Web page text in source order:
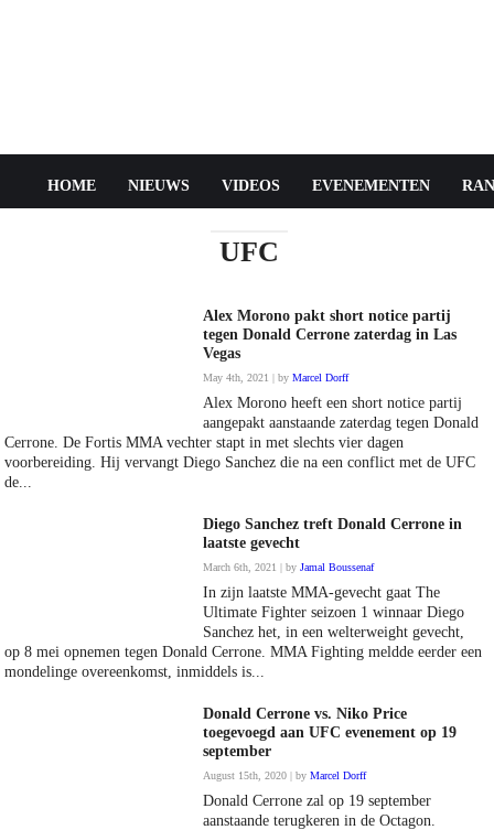
HOME NIEUWS VIDEOS EVENEMENTEN
UFC
Alex Morono pakt short notice partij
tegen Donald Cerrone zaterdag in Las
Vegas
May 4th, 2021 | byMarcel Dorff
Alex Morono heeft een short notice partij
aangepakt aanstaande zaterdag tegen Donald
Cerrone. De Fortis MMA vechter stapt in met slechts vier dagen
voorbereiding. Hij vervangt Diego Sanchez die na een conflict met de UFC
de...
Diego Sanchez treft Donald Cerrone in
laatste gevecht
March 6th, 2021 | byJamal Boussenaf
In zijn laatste MMA-gevecht gaat The
Ultimate Fighter seizoen 1 winnaar Diego
Sanchez het, in een welterweight gevecht,
op 8 mei opnemen tegen Donald Cerrone. MMA Fighting meldde eerder een
mondelinge overeenkomst, inmiddels is...
Donald Cerrone vs. Niko Price
toegevoegd aan UFC evenement op 19
september
August 15th, 2020 | byMarcel Dorff
Donald Cerrone zal op 19 september
aanstaande terugkeren in de Octagon.